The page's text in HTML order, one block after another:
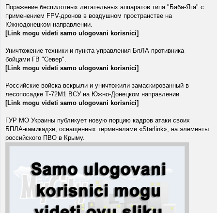
Поражение беспилотных летательных аппаратов типа "Баба-Яга" с
применением FPV-дронов в воздушном пространстве на
Южнодонецком направлении.
[Link mogu videti samo ulogovani korisnici]
Уничтожение техники и пункта управления БпЛА противника
бойцами ГВ "Север".
[Link mogu videti samo ulogovani korisnici]
Российские войска вскрыли и уничтожили замаскированный в
лесопосадке Т-72М1 ВСУ на Южно-Донецком направлении
[Link mogu videti samo ulogovani korisnici]
ГУР МО Украины публикует новую порцию кадров атаки своих
БПЛА-камикадзе, оснащенных терминалами «Starlink», на элементы
российского ПВО в Крыму.